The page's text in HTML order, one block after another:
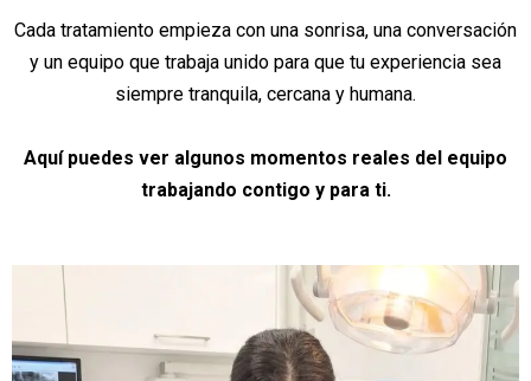
Cada tratamiento empieza con una sonrisa, una conversación
y un equipo que trabaja unido para que tu experiencia sea
siempre tranquila, cercana y humana.
Aquí puedes ver algunos momentos reales del equipo
trabajando contigo y para ti.